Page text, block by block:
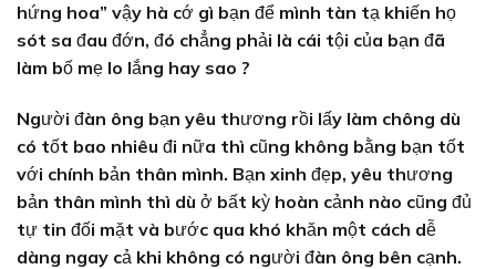
hứng hoa” vậy hà cớ gì bạn để mình tàn tạ khiến họ
sót sa đau đớn, đó chẳng phải là cái tội của bạn đã
làm bố mẹ lo lắng hay sao ?
Người đàn ông bạn yêu thương rồi lấy làm chông dù
có tốt bao nhiêu đi nữa thì cũng không bằng bạn tốt
với chính bản thân mình. Bạn xinh đẹp, yêu thương
bản thân mình thì dù ở bất kỳ hoàn cảnh nào cũng đủ
tự tin đối mặt và bước qua khó khăn một cách dễ
dàng ngay cả khi không có người đàn ông bên cạnh.